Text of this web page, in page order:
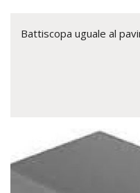
Battiscopa uguale al